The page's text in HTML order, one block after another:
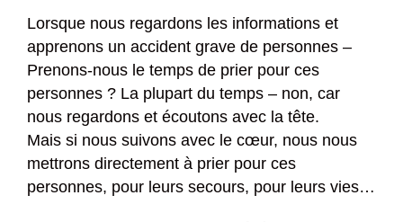
Lorsque nous regardons les informations et
apprenons un accident grave de personnes –
Prenons-nous le temps de prier pour ces
personnes ? La plupart du temps – non, car
nous regardons et écoutons avec la tête.
Mais si nous suivons avec le cœur, nous nous
mettrons directement à prier pour ces
personnes, pour leurs secours, pour leurs vies…